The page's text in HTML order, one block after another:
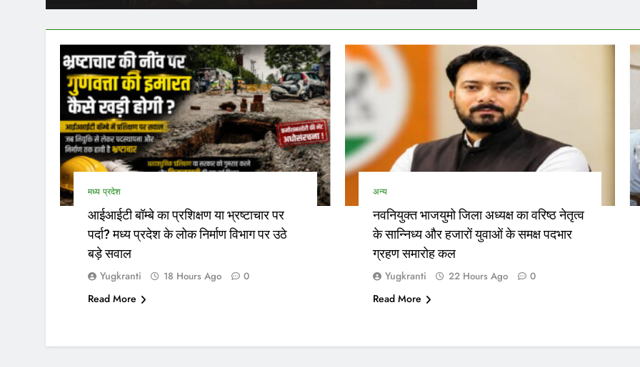
मध्य प्रदेश
आईआईटी बॉम्बे का प्रशिक्षण या भ्रष्टाचार पर
पर्दा? मध्य प्रदेश के लोक निर्माण विभाग पर उठे
बड़े सवाल
Yugkranti 18 Hours Ago 0
Read More
अन्य
नवनियुक्त भाजयुमो जिला अध्यक्ष का वरिष्ठ नेतृत्व
के सान्निध्य और हजारों युवाओं के समक्ष पदभार
ग्रहण समारोह कल
Yugkranti 22 Hours Ago 0
Read More